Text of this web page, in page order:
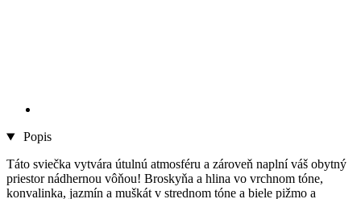
Popis
Táto sviečka vytvára útulnú atmosféru a zároveň naplní váš obytný
priestor nádhernou vôňou! Broskyňa a hlina vo vrchnom tóne,
konvalinka, jazmín a muškát v strednom tóne a biele pižmo a